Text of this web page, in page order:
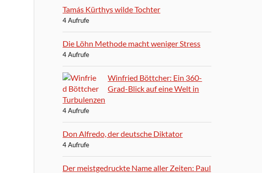
Tamás Kürthys wilde Tochter
4 Aufrufe
Die Löhn Methode macht weniger Stress
4 Aufrufe
Winfried Böttcher: Ein 360-
Grad-Blick auf eine Welt in
Turbulenzen
4 Aufrufe
Don Alfredo, der deutsche Diktator
4 Aufrufe
Der meistgedruckte Name aller Zeiten: Paul